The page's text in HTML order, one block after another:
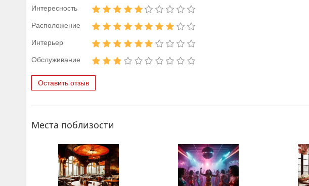
Интересность
Расположение
Интерьер
Обслуживание
Оставить отзыв
Места поблизости